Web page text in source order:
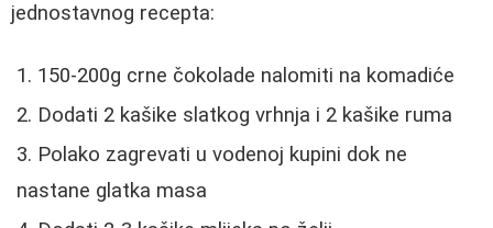
jednostavnog recepta:
150-200g crne čokolade nalomiti na komadiće
Dodati 2 kašike slatkog vrhnja i 2 kašike ruma
Polako zagrevati u vodenoj kupini dok ne
nastane glatka masa